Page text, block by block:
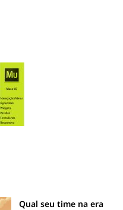
Qual seu time na era